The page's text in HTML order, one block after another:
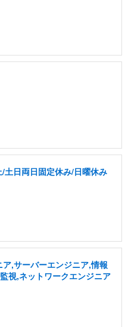
土日両日固定休み/日曜休み
,サーバーエンジニア,情報
視,ネットワークエンジニア